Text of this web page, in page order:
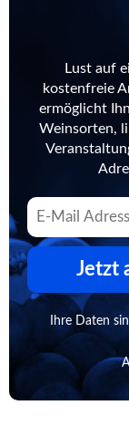
Lust auf
kostenfreie
ermöglicht
Weinsorten,
Jetzt
Ihre Daten